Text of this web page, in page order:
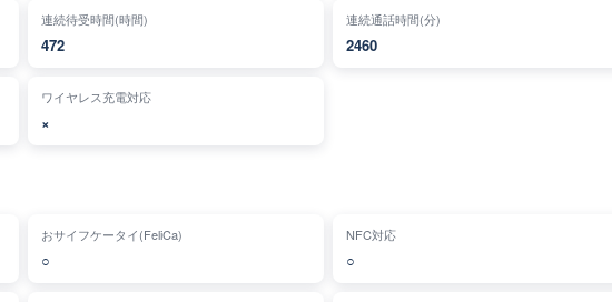
連続待受時間(時間)
472
連続通話時間(分)
2460
ワイヤレス充電対応
×
おサイフケータイ(FeliCa)
○
NFC対応
○